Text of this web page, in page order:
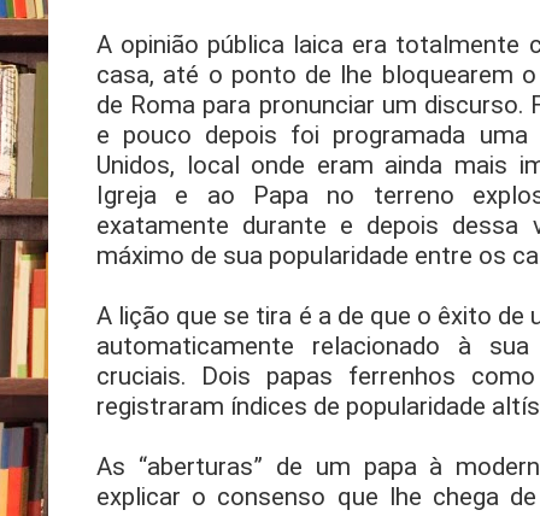
A opinião pública laica era totalmente
casa, até o ponto de lhe bloquearem
de Roma para pronunciar um discurso.
e pouco depois foi programada
Unidos, local onde eram ainda mais
Igreja e ao Papa no terreno
exatamente durante e depois dessa
máximo de sua popularidade entre os
A lição que se tira é a de que o êxito
automaticamente relacionado à
cruciais. Dois papas ferrenhos
registraram índices de popularidade
As “aberturas” de um papa à
explicar o consenso que lhe chega